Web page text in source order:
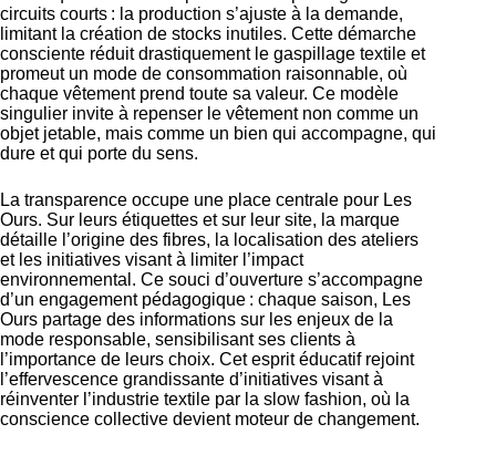
circuits courts : la production s’ajuste à la demande,
limitant la création de stocks inutiles. Cette démarche
consciente réduit drastiquement le gaspillage textile et
promeut un mode de consommation raisonnable, où
chaque vêtement prend toute sa valeur. Ce modèle
singulier invite à repenser le vêtement non comme un
objet jetable, mais comme un bien qui accompagne, qui
dure et qui porte du sens.
La transparence occupe une place centrale pour Les
Ours. Sur leurs étiquettes et sur leur site, la marque
détaille l’origine des fibres, la localisation des ateliers
et les initiatives visant à limiter l’impact
environnemental. Ce souci d’ouverture s’accompagne
d’un engagement pédagogique : chaque saison, Les
Ours partage des informations sur les enjeux de la
mode responsable, sensibilisant ses clients à
l’importance de leurs choix. Cet esprit éducatif rejoint
l’effervescence grandissante d’initiatives visant à
réinventer l’industrie textile par la slow fashion, où la
conscience collective devient moteur de changement.